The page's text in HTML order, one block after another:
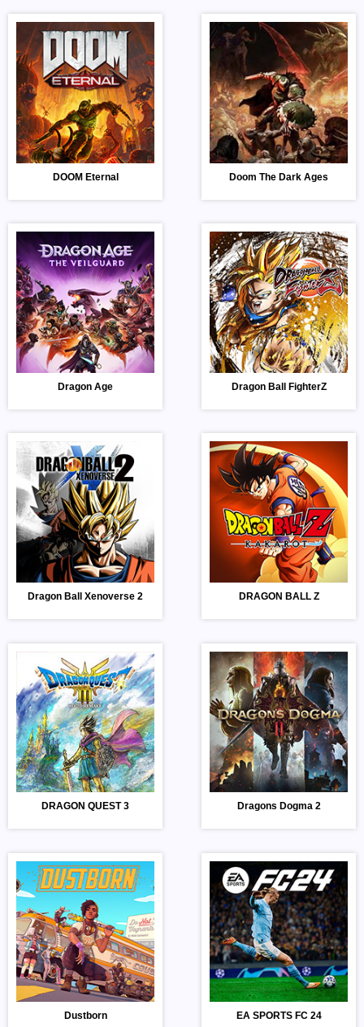
DOOM Eternal Doom The Dark Ages
Dragon Age Dragon Ball FighterZ
Dragon Ball Xenoverse 2 DRAGON BALL Z
DRAGON QUEST 3 Dragons Dogma 2
Dustborn EA SPORTS FC 24